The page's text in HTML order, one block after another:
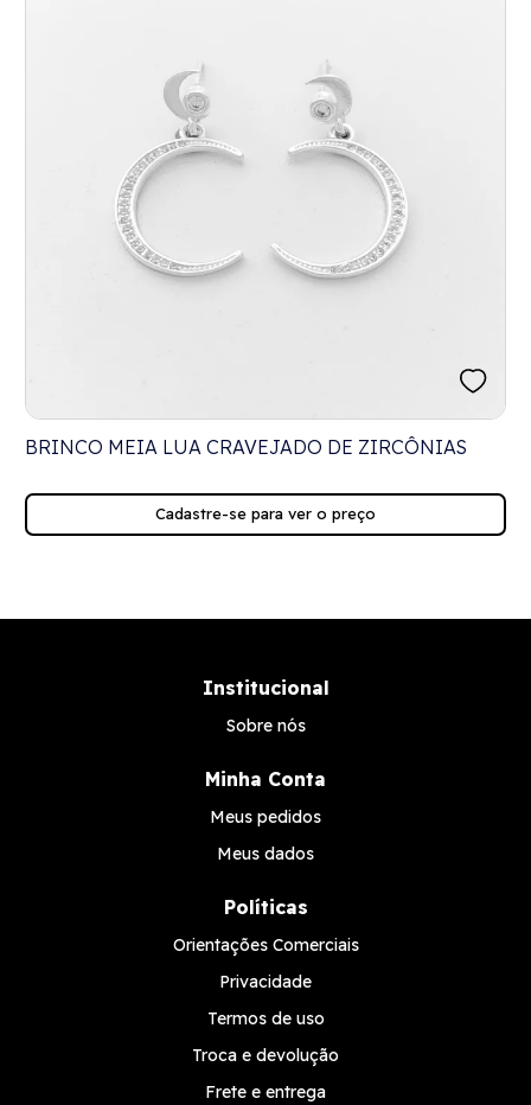
BRINCO MEIA LUA CRAVEJADO DE ZIRCÔNIAS
Cadastre-se para ver o preço
Institucional
Sobre nós
Minha Conta
Meus pedidos
Meus dados
Políticas
Orientações Comerciais
Privacidade
Termos de uso
Troca e devolução
Frete e entrega